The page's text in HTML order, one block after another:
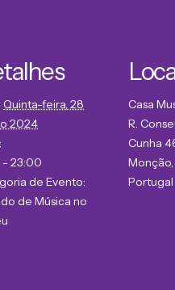
Quinta-feira, 28
2024
- 23:00
de Evento:
de Música no
Casa
R.
Cunha
Monção,
Portugal